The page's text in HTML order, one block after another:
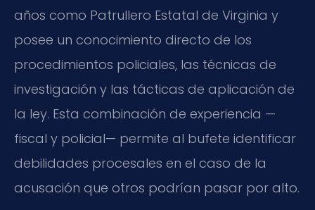
años como Patrullero Estatal de Virginia y
posee un conocimiento directo de los
procedimientos policiales, las técnicas de
investigación y las tácticas de aplicación de
la ley. Esta combinación de experiencia —
fiscal y policial— permite al bufete identificar
debilidades procesales en el caso de la
acusación que otros podrían pasar por alto.